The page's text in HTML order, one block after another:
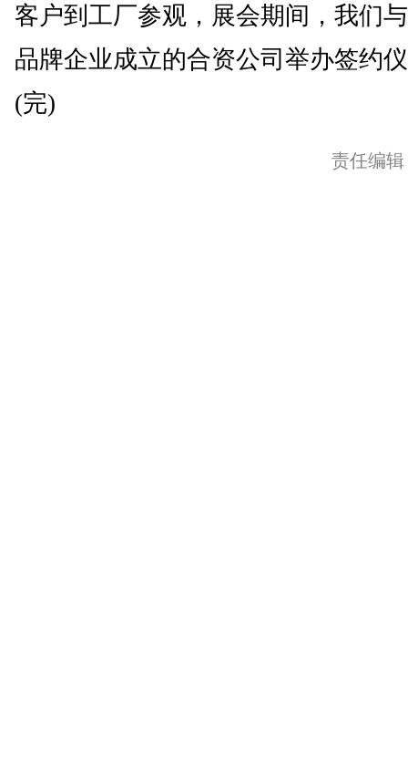
客户到工厂参观，展会期间，我们
品牌企业成立的合资公司举办签约
(完)
责任编